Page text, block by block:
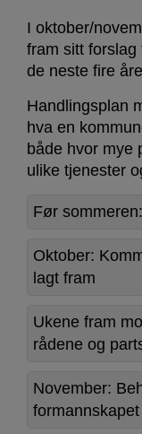
I oktober/
fram sitt
de neste fire
Handlingsplan
hva en
både hvor mye
ulike tjenester
Før
Oktober:
lagt fram
Ukene fram
rådene og
November:
formannskapet